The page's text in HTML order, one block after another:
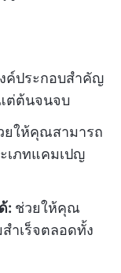
ค์ประกอบสำคัญ
ต่ต้นจนจบ
ยให้คุณสามารถ
เภทแคมเปญ
: ช่วยให้คุณ
ำเร็จตลอดทั้ง